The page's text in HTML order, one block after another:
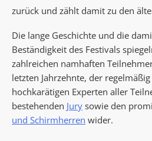
zurück und zählt damit zu den
Die lange Geschichte und die
Beständigkeit des Festivals
zahlreichen namhaften
letzten Jahrzehnte, der
hochkarätigen Experten aller
bestehenden Jury sowie den
und Schirmherren wider.